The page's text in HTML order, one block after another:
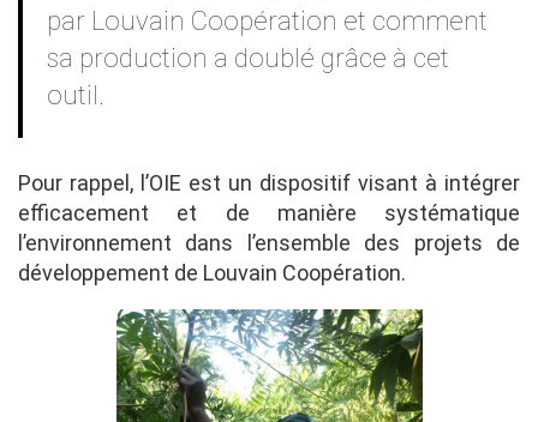
par Louvain Coopération et comment
sa production a doublé grâce à cet
outil.
Pour rappel, l’OIE est un dispositif visant à intégrer
efficacement et de manière systématique
l’environnement dans l’ensemble des projets de
développement de Louvain Coopération.